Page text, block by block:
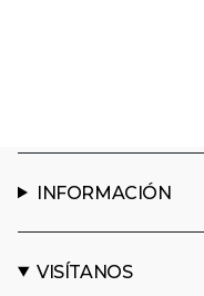
INFORMACIÓN
VISÍTANOS